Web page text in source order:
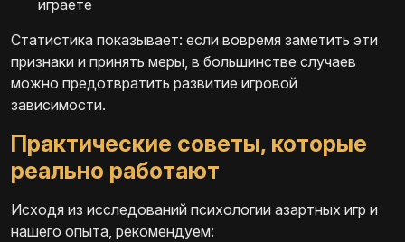
играете
Статистика показывает: если вовремя заметить эти
признаки и принять меры, в большинстве случаев
можно предотвратить развитие игровой
зависимости.
Практические советы, которые
реально работают
Исходя из исследований психологии азартных игр и
нашего опыта, рекомендуем: